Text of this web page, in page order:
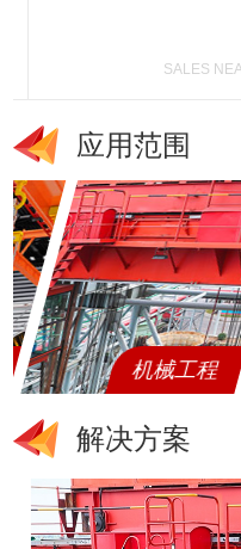
SALES
应用范围
机械工程
解决方案